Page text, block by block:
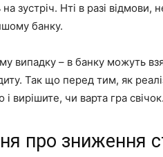
зустріч. Нті в разі відмови,
банку.
випадку – в банку можуть
Так що перед тим, як
вирішите, чи варта гра свічок.
про зниження